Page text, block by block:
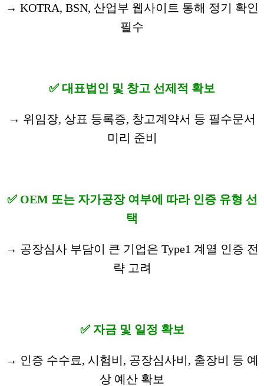
→ KOTRA, BSN, 산업부 웹사이트 통해 정기 확인
필수
✅ 대표법인 및 창고 선제적 확보
→ 위임장, 상표 등록증, 창고계약서 등 필수문서
미리 준비
✅ OEM 또는 자가공장 여부에 따라 인증 유형 선
택
→ 공장심사 부담이 큰 기업은 Type1 계열 인증 전
략 고려
✅ 자금 및 일정 확보
→ 인증 수수료, 시험비, 공장심사비, 출장비 등 예
상 예산 확보